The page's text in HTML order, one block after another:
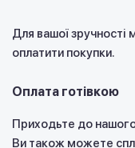
Для вашої зручності
оплатити покупки.
Оплата готівкою
Приходьте до
Ви також можете